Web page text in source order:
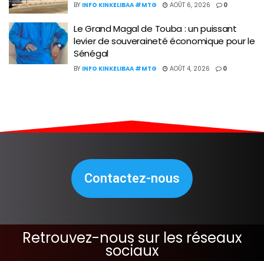
BY INFO KINKELIBAA #MTG AOÛT 6, 2026 0
Le Grand Magal de Touba : un puissant
levier de souveraineté économique pour le
Sénégal
BY INFO KINKELIBAA #MTG AOÛT 4, 2026 0
Contactez-nous
Retrouvez-nous sur les réseaux
sociaux